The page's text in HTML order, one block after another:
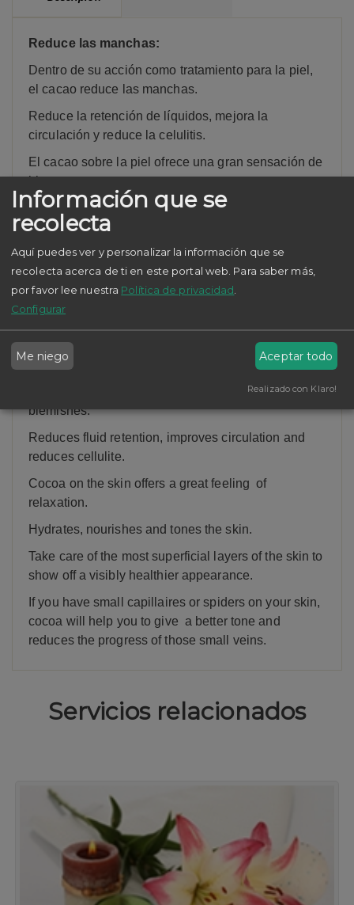
Reduce las manchas:
Dentro de su acción como tratamiento para la piel,
el cacao reduce las manchas.
Reduce la retención de líquidos, mejora la
circulación y reduce la celulitis.
El cacao sobre la piel ofrece una gran sensación de
bienestar.
Hidrata, nutre y tonifica la piel.
Cuida las capas más superficiales de la piel para
lucir un aspecto visiblemente más sano.
Mejora la circulación cutánea.
Si tiene pequeños capilares o arañas en su piel el
cacao le ayuda a dar un mejor tono y frenar el
Reduces blemishes:
Within its action as a skin treatment, cocoa reduces
blemishes.
Reduces fluid retention, improves circulation and
reduces cellulite.
Cocoa on the skin offers a great feeling of
relaxation.
Hydrates, nourishes and tones the skin.
Take care of the most superficial layers of the skin to
show off a visibly healthier appearance.
If you have small capillaires or spiders on your skin,
cocoa will help you to give a better tone and
reduces the progress of those small veins.
Servicios relacionados
Información que se
recolecta
Aquí puedes ver y personalizar la información que se
recolecta acerca de ti en este portal web. Para saber más,
por favor lee nuestra Política de privacidad
Configurar
Me niego Aceptar todo
Realizado con Klaro!